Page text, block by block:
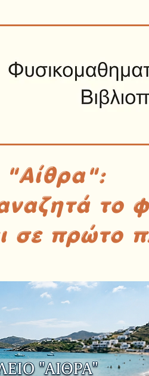
"Αίθρα":
το
σε πρώτο